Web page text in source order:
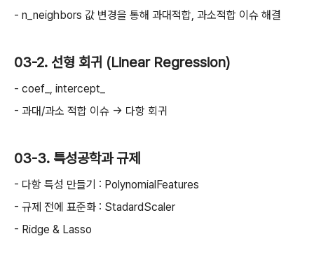
- n_neighbors 값 변경을 통해 과대적합, 과소적합 이슈 해결
03-2. 선형 회귀 (Linear Regression)
- coef_, intercept_
- 과대/과소 적합 이슈 → 다항 회귀
03-3. 특성공학과 규제
- 다항 특성 만들기 : PolynomialFeatures
- 규제 전에 표준화 : StadardScaler
- Ridge & Lasso